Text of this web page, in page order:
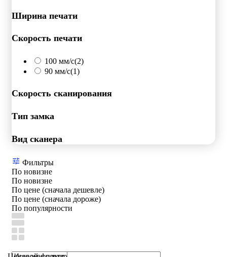
Ширина печати
Скорость печати
100 мм/с(2)
90 мм/с(1)
Скорость сканирования
Тип замка
Вид сканера
Фильтры
По новизне
По новизне
По цене (сначала дешевле)
По цене (сначала дороже)
По популярности